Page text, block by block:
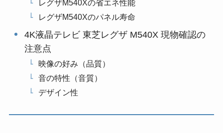
レグザM540Xの省エネ性能
レグザM540Xのパネル寿命
4K液晶テレビ 東芝レグザ M540X 現物確認の
注意点
映像の好み（品質）
音の特性（音質）
デザイン性